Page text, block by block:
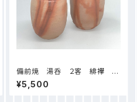
備前焼 湯呑 ２客 緋襷 木
箱入り
¥5,500